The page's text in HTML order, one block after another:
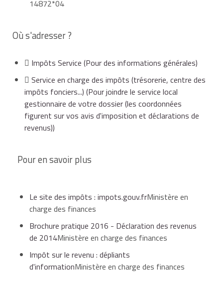
14872*04
Où s'adresser ?
Impôts Service (Pour des informations générales)
Service en charge des impôts (trésorerie, centre des
impôts fonciers...) (Pour joindre le service local
gestionnaire de votre dossier (les coordonnées
figurent sur vos avis d'imposition et déclarations de
revenus))
Pour en savoir plus
Le site des impôts : impots.gouv.frMinistère en
charge des finances
Brochure pratique 2016 - Déclaration des revenus
de 2014Ministère en charge des finances
Impôt sur le revenu : dépliants
d'informationMinistère en charge des finances